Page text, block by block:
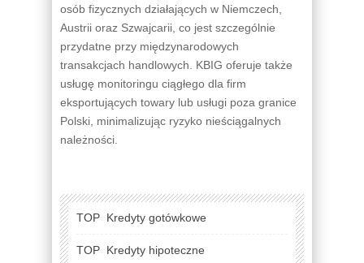
osób fizycznych działających w Niemczech,
Austrii oraz Szwajcarii, co jest szczególnie
przydatne przy międzynarodowych
transakcjach handlowych. KBIG oferuje także
usługę monitoringu ciągłego dla firm
eksportujących towary lub usługi poza granice
Polski, minimalizując ryzyko nieściągalnych
należności.
TOP Kredyty gotówkowe
TOP Kredyty hipoteczne